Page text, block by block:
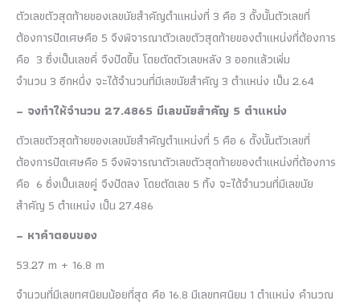
ตัวเลขตัวสุดท้ายของเลขนัยสำคัญตำแหน่งที่ 3 คือ 3 ดั้งนั้นตัวเลขที่
ต้องการปัดเศษคือ 5 จึงพิจารณาตัวเลขตัวสุดท้ายของตำแหน่งที่ต้องการ
คือ 3 ซึ่งเป็นเลขคี่ จึงปัดขึ้น โดยตัดตัวเลขหลัง 3 ออกแล้วเพิ่ม
จำนวน 3 อีกหนึ่ง จะได้จำนวนที่มีเลขนัยสำคัญ 3 ตำแหน่ง เป็น 2.64
– จงทำให้จำนวน 27.4865 มีเลขนัยสำคัญ 5 ตำแหน่ง
ตัวเลขตัวสุดท้ายของเลขนัยสำคัญตำแหน่งที่ 5 คือ 6 ดั้งนั้นตัวเลขที่
ต้องการปัดเศษคือ 5 จึงพิจารณาตัวเลขตัวสุดท้ายของตำแหน่งที่ต้องการ
คือ 6 ซึ่งเป็นเลขคู่ จึงปัดลง โดยตัดเลข 5 ทิ้ง จะได้จำนวนที่มีเลขนัย
สำคัญ 5 ตำแหน่ง เป็น 27.486
– หาคำตอบของ
53.27 m + 16.8 m
จำนวนที่มีเลขทศนิยมน้อยที่สุด คือ 16.8 มีเลขทศนิยม 1 ตำแหน่ง คำนวณ